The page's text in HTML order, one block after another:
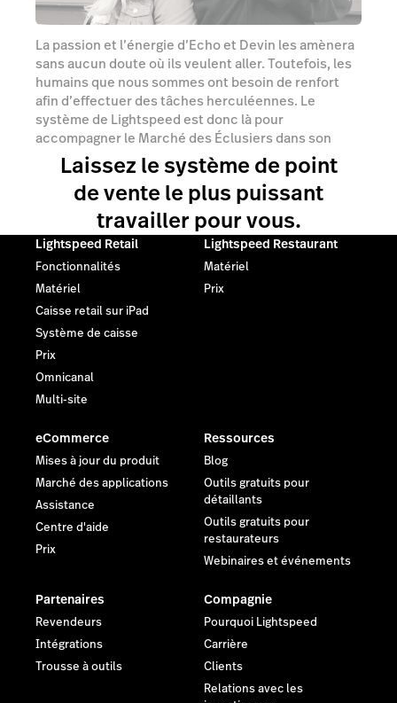
La passion et l’énergie d’Echo et Devin les amènera
sans aucun doute où ils veulent aller. Toutefois, les
humains que nous sommes ont besoin de renfort
afin d’effectuer des tâches herculéennes. Le
système de Lightspeed est donc là pour
accompagner le Marché des Éclusiers dans son
développement certain. Un point de vente « frais »
au service de produits frais. Plus de temps pour les
clients. Bienvenue au Marché des Éclusiers,
propulsés par Lightspeed.
Laissez le système de point
de vente le plus puissant
travailler pour vous.
Lightspeed Retail
Fonctionnalités
Matériel
Caisse retail sur iPad
Système de caisse
Prix
Omnicanal
Multi-site
Lightspeed Restaurant
Matériel
Prix
eCommerce
Mises à jour du produit
Marché des applications
Assistance
Centre d'aide
Prix
Ressources
Blog
Outils gratuits pour
détaillants
Outils gratuits pour
restaurateurs
Webinaires et événements
Partenaires
Revendeurs
Intégrations
Trousse à outils
Compagnie
Pourquoi Lightspeed
Carrière
Clients
Relations avec les